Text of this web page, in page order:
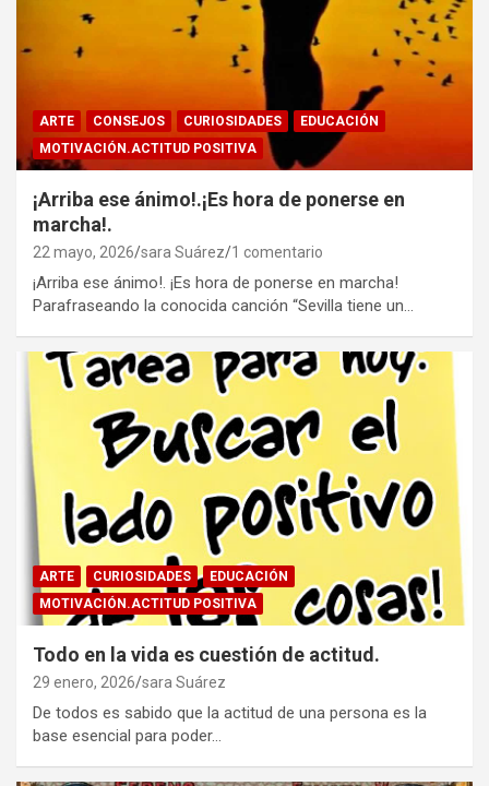
ARTE CONSEJOS CURIOSIDADES
EDUCACIÓN
MOTIVACIÓN.ACTITUD POSITIVA
¡Arriba ese ánimo!.¡Es hora de ponerse en
marcha!.
22 mayo, 2026 sara Suárez 1 comentario
¡Arriba ese ánimo!. ¡Es hora de ponerse en marcha!
Parafraseando la conocida canción “Sevilla tiene un…
ARTE CURIOSIDADES
EDUCACIÓN
MOTIVACIÓN.ACTITUD POSITIVA
Todo en la vida es cuestión de actitud.
29 enero, 2026 sara Suárez
De todos es sabido que la actitud de una persona es la
base esencial para poder…